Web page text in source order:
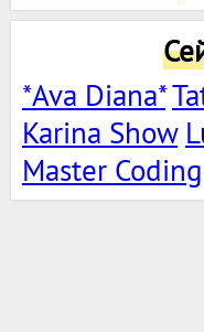
*Ava Diana*
Karina Show
Master Coding